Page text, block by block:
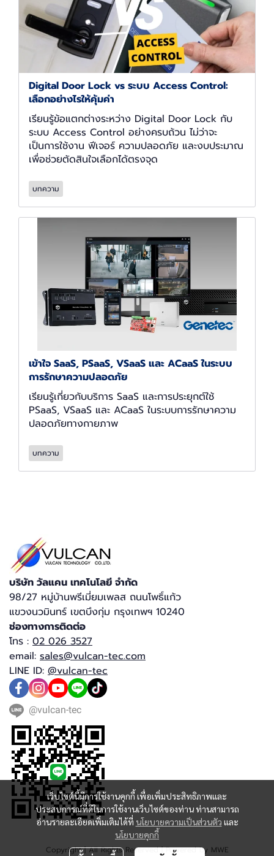
Digital Door Lock vs ระบบ Access Control:
เลือกอย่างไรให้คุ้มค่า
เรียนรู้ข้อแตกต่างระหว่าง Digital Door Lock กับ
ระบบ Access Control อย่างครบถ้วน ไม่ว่าจะ
เป็นการใช้งาน ฟีเจอร์ ความปลอดภัย และงบประมาณ
เพื่อช่วยตัดสินใจเลือกได้ตรงจุด
บทความ
เข้าใจ SaaS, PSaaS, VSaaS และ ACaaS ในระบบ
การรักษาความปลอดภัย
เรียนรู้เกี่ยวกับบริการ SaaS และการประยุกต์ใช้
PSaaS, VSaaS และ ACaaS ในระบบการรักษาความ
ปลอดภัยทางกายภาพ
บทความ
เว็บไซต์นี้มีการใช้งานคุกกี้ เพื่อเพิ่มประสิทธิภาพและ
ประสบการณ์ที่ดีในการใช้งานเว็บไซต์ของท่าน ท่านสามารถ
อ่านรายละเอียดเพิ่มเติมได้ที่ นโยบายความเป็นส่วนตัว และ
นโยบายคุกกี้
บริษัท วัลแคน เทคโนโลยี จำกัด​
98/27 หมู่บ้านพรีเมี่ยมเพลส ถนนโพธิ์แก้ว
แขวงนวมินทร์ เขตบึงกุ่ม กรุงเทพฯ 10240​
ช่องทางการติดต่อ
โทร : 02 026 3527
email: sales@vulcan-tec.com
LINE ID: @vulcan-tec
@vulcan-tec
Copyright | All Rights Reserved | Powered by MWE